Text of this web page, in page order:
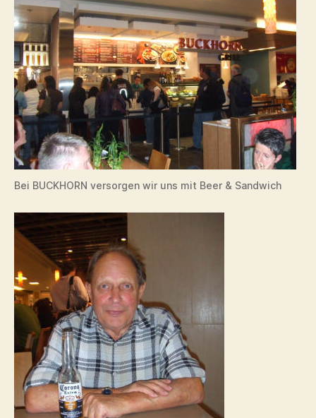
Bei BUCKHORN versorgen wir uns mit Beer & Sandwich